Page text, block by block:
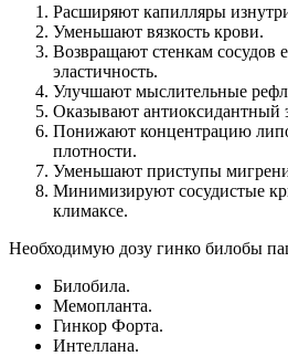
Расширяют капилляры
Уменьшают вязкость крови.
Возвращают стенкам сосудов
эластичность.
Улучшают мыслительные
Оказывают антиоксидантный
Понижают концентрацию
плотности.
Уменьшают приступы
Минимизируют сосудистые
климаксе.
Необходимую дозу гинко билобы
Билобила.
Мемопланта.
Гинкор Форта.
Интеллана.